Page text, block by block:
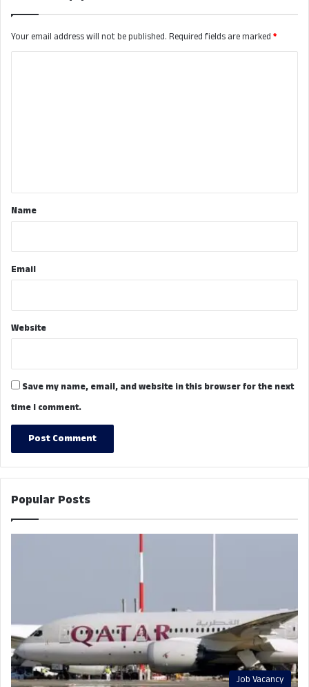
Your email address will not be published. Required fields are marked *
*Name
Email
Website
Save my name, email, and website in this browser for the next
time I comment.
Popular Posts
Job Vacancy